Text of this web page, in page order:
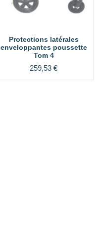
Protections latérales
enveloppantes poussette
Tom 4
259,53 €